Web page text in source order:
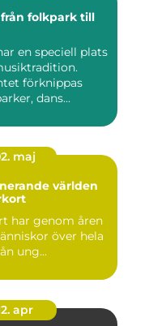
en speciell plats
förknippas
dans...
maj
världen
har genom åren
över hela
ung...
apr